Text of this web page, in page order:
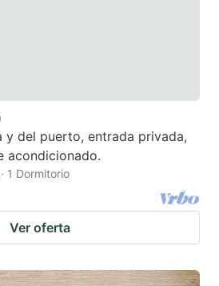
y del puerto, entrada privada,
acondicionado.
1 Dormitorio
Ver oferta